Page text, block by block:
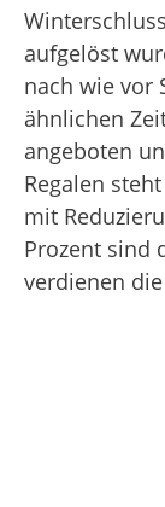
aufgelöst
nach wie vor
ähnlichen
angeboten
Regalen
mit
Prozent sind
verdienen